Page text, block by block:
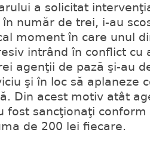
a solicitat
în număr de trei, i-au
moment în care unul
intrând în conflict cu
agenţii de pază şi-au
şi în loc să aplaneze
Din acest motiv atât
fost sancţionaţi conform
de 200 lei fiecare.